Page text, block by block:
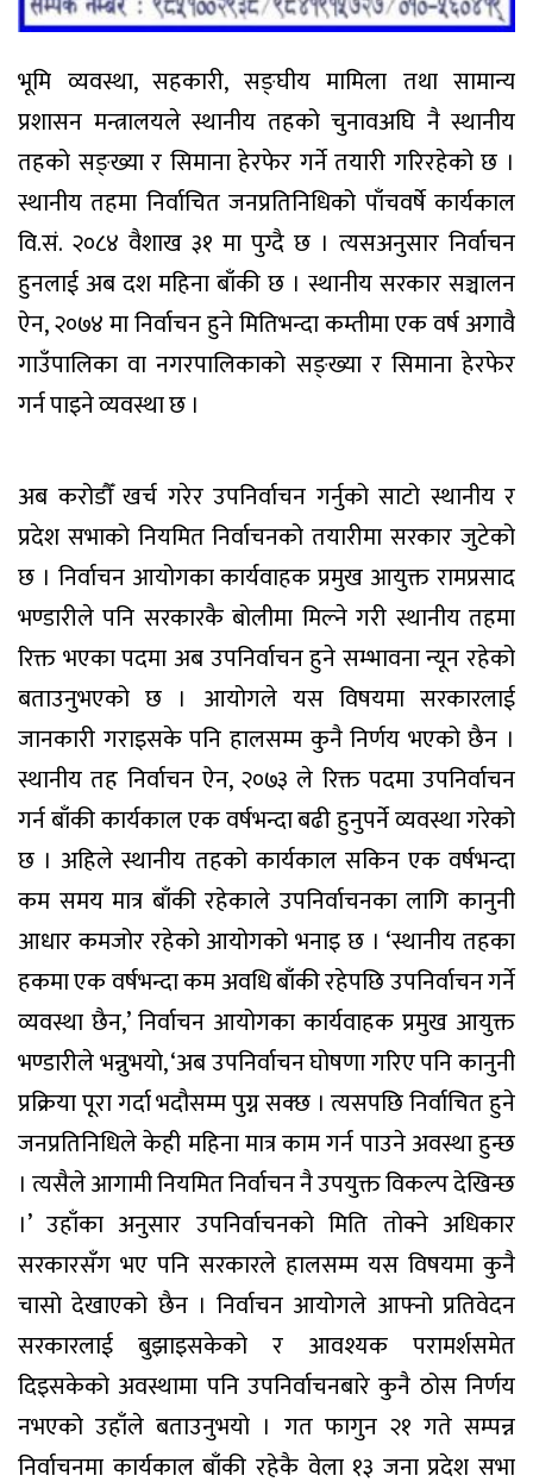
भूमि व्यवस्था, सहकारी, सङ्घीय मामिला तथा सामान्य
प्रशासन मन्त्रालयले स्थानीय तहको चुनावअघि नै स्थानीय
तहको सङ्ख्या र सिमाना हेरफेर गर्ने तयारी गरिरहेको छ ।
स्थानीय तहमा निर्वाचित जनप्रतिनिधिको पाँचवर्षे कार्यकाल
वि.सं. २०८४ वैशाख ३१ मा पुग्दै छ । त्यसअनुसार निर्वाचन
हुनलाई अब दश महिना बाँकी छ । स्थानीय सरकार सञ्चालन
ऐन, २०७४ मा निर्वाचन हुने मितिभन्दा कम्तीमा एक वर्ष अगावै
गाउँपालिका वा नगरपालिकाको सङ्ख्या र सिमाना हेरफेर
गर्न पाइने व्यवस्था छ ।
अब करोडौँ खर्च गरेर उपनिर्वाचन गर्नुको साटो स्थानीय र
प्रदेश सभाको नियमित निर्वाचनको तयारीमा सरकार जुटेको
छ । निर्वाचन आयोगका कार्यवाहक प्रमुख आयुक्त रामप्रसाद
भण्डारीले पनि सरकारकै बोलीमा मिल्ने गरी स्थानीय तहमा
रिक्त भएका पदमा अब उपनिर्वाचन हुने सम्भावना न्यून रहेको
बताउनुभएको छ । आयोगले यस विषयमा सरकारलाई
जानकारी गराइसके पनि हालसम्म कुनै निर्णय भएको छैन ।
स्थानीय तह निर्वाचन ऐन, २०७३ ले रिक्त पदमा उपनिर्वाचन
गर्न बाँकी कार्यकाल एक वर्षभन्दा बढी हुनुपर्ने व्यवस्था गरेको
छ । अहिले स्थानीय तहको कार्यकाल सकिन एक वर्षभन्दा
कम समय मात्र बाँकी रहेकाले उपनिर्वाचनका लागि कानुनी
आधार कमजोर रहेको आयोगको भनाइ छ । ‘स्थानीय तहका
हकमा एक वर्षभन्दा कम अवधि बाँकी रहेपछि उपनिर्वाचन गर्ने
व्यवस्था छैन,’ निर्वाचन आयोगका कार्यवाहक प्रमुख आयुक्त
भण्डारीले भन्नुभयो, ‘अब उपनिर्वाचन घोषणा गरिए पनि कानुनी
प्रक्रिया पूरा गर्दा भदौसम्म पुग्न सक्छ । त्यसपछि निर्वाचित हुने
जनप्रतिनिधिले केही महिना मात्र काम गर्न पाउने अवस्था हुन्छ
। त्यसैले आगामी नियमित निर्वाचन नै उपयुक्त विकल्प देखिन्छ
।’ उहाँका अनुसार उपनिर्वाचनको मिति तोक्ने अधिकार
सरकारसँग भए पनि सरकारले हालसम्म यस विषयमा कुनै
चासो देखाएको छैन । निर्वाचन आयोगले आफ्नो प्रतिवेदन
सरकारलाई बुझाइसकेको र आवश्यक परामर्शसमेत
दिइसकेको अवस्थामा पनि उपनिर्वाचनबारे कुनै ठोस निर्णय
नभएको उहाँले बताउनुभयो । गत फागुन २१ गते सम्पन्न
निर्वाचनमा कार्यकाल बाँकी रहेकै वेला १३ जना प्रदेश सभा